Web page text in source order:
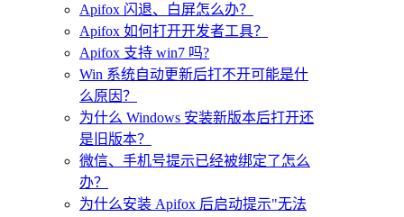
Apifox 闪退、白屏怎么办？
Apifox 如何打开开发者工具？
Apifox 支持 win7 吗?
Win 系统自动更新后打不开可能是什
么原因？
为什么 Windows 安装新版本后打开还
是旧版本？
微信、手机号提示已经被绑定了怎么
办？
为什么安装 Apifox 后启动提示"无法